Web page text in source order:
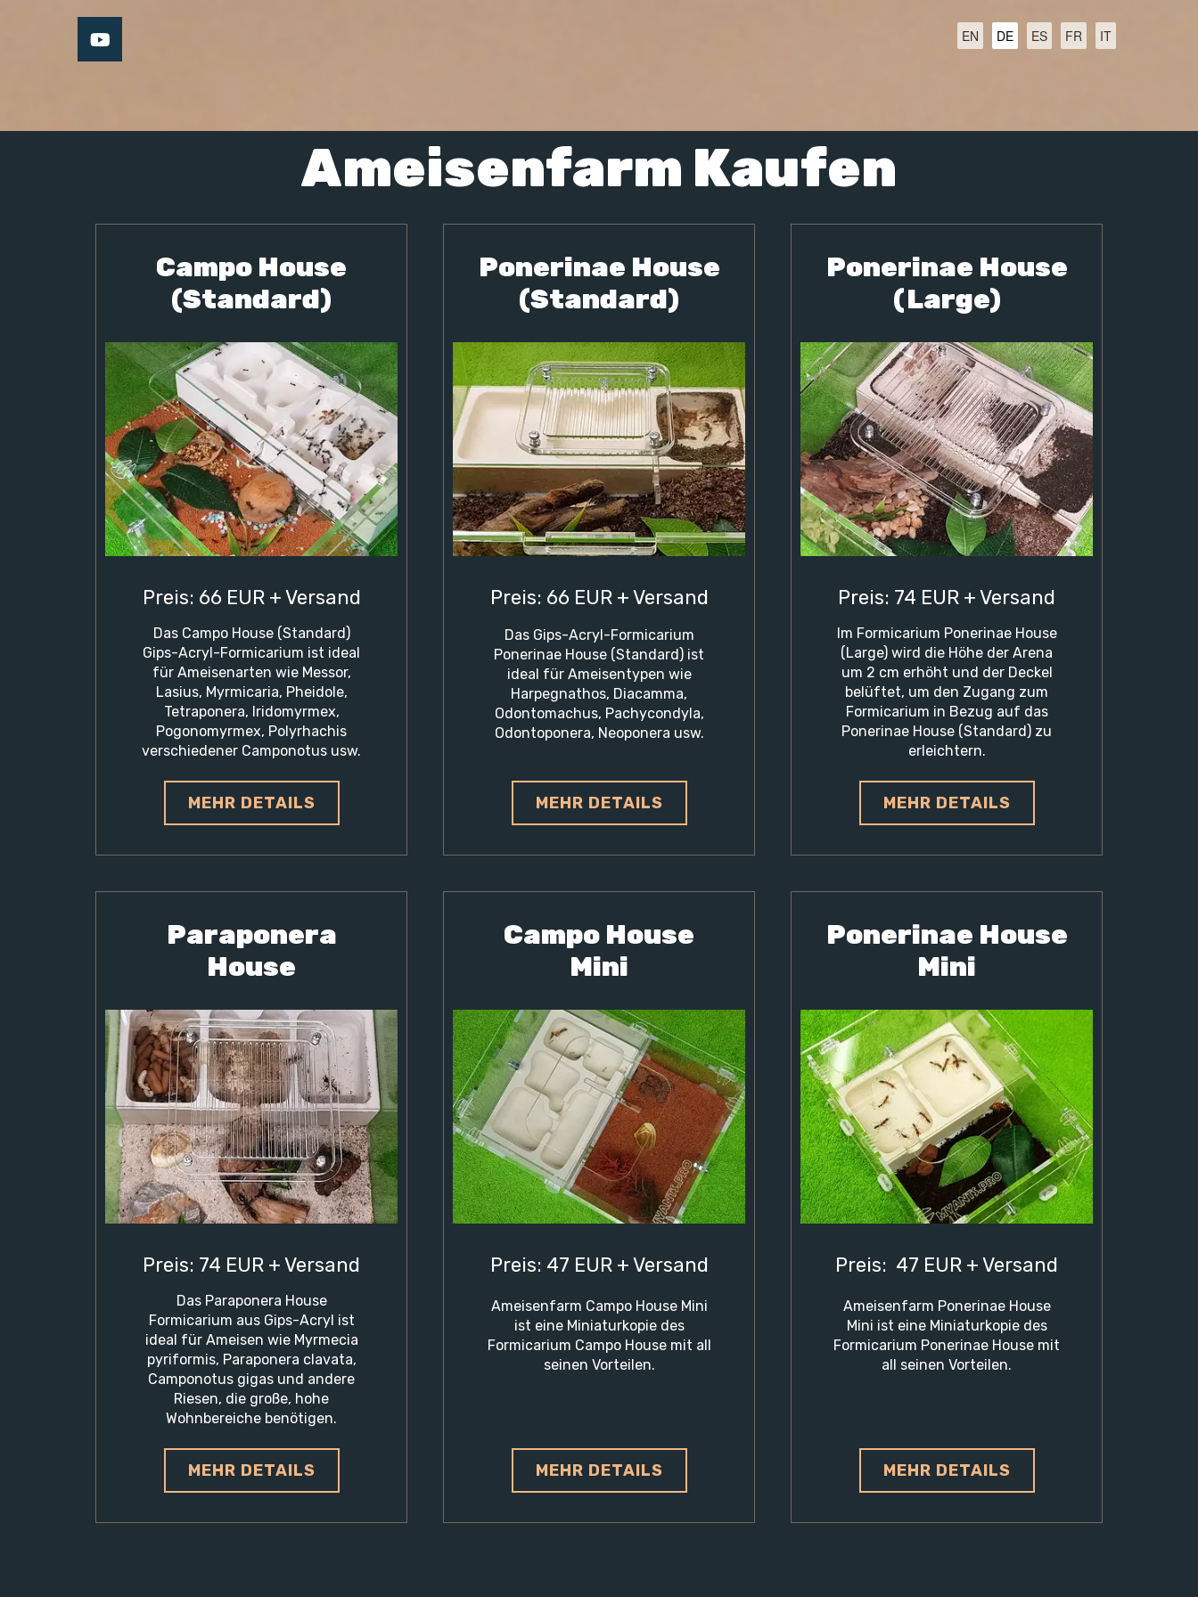
EN DE ES FR IT
Ameisenfarm Kaufen
Campo House
(Standard)
Preis: 66 EUR + Versand
Das Campo House (Standard)
Gips-Acryl-Formicarium ist ideal
für Ameisenarten wie Messor,
Lasius, Myrmicaria, Pheidole,
Tetraponera, Iridomyrmex,
Pogonomyrmex, Polyrhachis
verschiedener Camponotus usw.
MEHR DETAILS
Ponerinae House
(Standard)
Preis: 66 EUR + Versand
Das Gips-Acryl-Formicarium
Ponerinae House (Standard) ist
ideal für Ameisentypen wie
Harpegnathos, Diacamma,
Odontomachus, Pachycondyla,
Odontoponera, Neoponera usw.
MEHR DETAILS
Ponerinae House
(Large)
Preis: 74 EUR + Versand
Im Formicarium Ponerinae House
(Large) wird die Höhe der Arena
um 2 cm erhöht und der Deckel
belüftet, um den Zugang zum
Formicarium in Bezug auf das
Ponerinae House (Standard) zu
erleichtern.
MEHR DETAILS
Paraponera
House
Preis: 74 EUR + Versand
Das Paraponera House
Formicarium aus Gips-Acryl ist
ideal für Ameisen wie Myrmecia
pyriformis, Paraponera clavata,
Camponotus gigas und andere
Riesen, die große, hohe
Wohnbereiche benötigen.
MEHR DETAILS
Campo House
Mini
Preis: 47 EUR + Versand
Ameisenfarm Campo House Mini
ist eine Miniaturkopie des
Formicarium Campo House mit all
seinen Vorteilen.
MEHR DETAILS
Ponerinae House
Mini
Preis: 47 EUR + Versand
Ameisenfarm Ponerinae House
Mini ist eine Miniaturkopie des
Formicarium Ponerinae House mit
all seinen Vorteilen.
MEHR DETAILS